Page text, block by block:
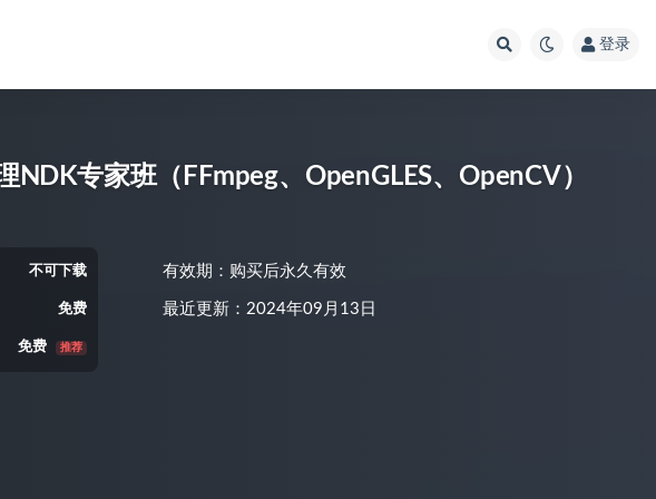
登录
专家班（FFmpeg、OpenGLES、OpenCV）
不可下载
免费
免费 推荐
有效期：购买后永久有效
最近更新：2024年09月13日